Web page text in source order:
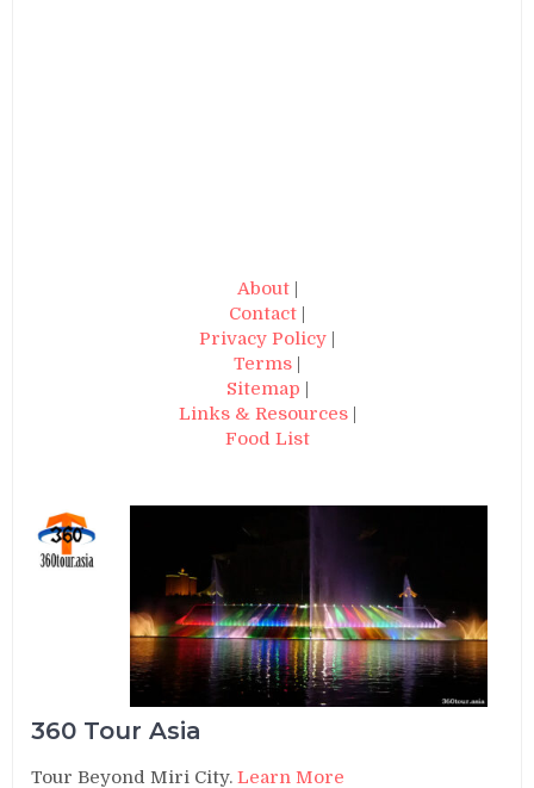
About|
Contact |
Privacy Policy |
Terms |
Sitemap |
Links & Resources|
Food List
360 Tour Asia
Tour Beyond Miri City.Learn More